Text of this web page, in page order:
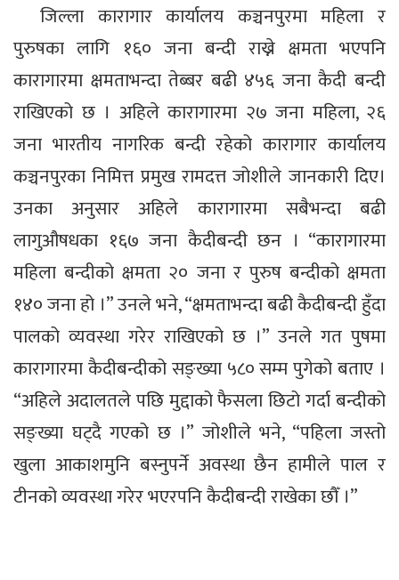
जिल्ला कारागार कार्यालय कञ्चनपुरमा महिला र
पुरुषका लागि १६० जना बन्दी राख्ने क्षमता भएपनि
कारागारमा क्षमताभन्दा तेब्बर बढी ४५६ जना कैदी बन्दी
राखिएको छ । अहिले कारागारमा २७ जना महिला, २६
जना भारतीय नागरिक बन्दी रहेको कारागार कार्यालय
कञ्चनपुरका निमित्त प्रमुख रामदत्त जोशीले जानकारी दिए।
उनका अनुसार अहिले कारागारमा सबैभन्दा बढी
लागुऔषधका १६७ जना कैदीबन्दी छन । “कारागारमा
महिला बन्दीको क्षमता २० जना र पुरुष बन्दीको क्षमता
१४० जना हो ।” उनले भने, “क्षमताभन्दा बढी कैदीबन्दी हुँदा
पालको व्यवस्था गरेर राखिएको छ ।” उनले गत पुषमा
कारागारमा कैदीबन्दीको सङ्ख्या ५८० सम्म पुगेको बताए ।
“अहिले अदालतले पछि मुद्दाको फैसला छिटो गर्दा बन्दीको
सङ्ख्या घट्दै गएको छ ।” जोशीले भने, “पहिला जस्तो
खुला आकाशमुनि बस्नुपर्ने अवस्था छैन हामीले पाल र
टीनको व्यवस्था गरेर भएरपनि कैदीबन्दी राखेका छौँ ।”